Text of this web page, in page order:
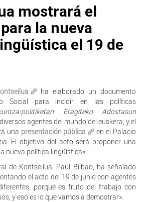
mostrará el
la nueva
el 19 de
ha elaborado un documento
Social para incidir en las políticas
politiketan Eragiteko Adostasun
agentes del mundo del euskera, y el
una presentación pública
en el Palacio
El objetivo del acto será proponer una
nueva política lingüística».
de Kontseilua, Paul Bilbao, ha señalado
el acto del 19 de junio con agentes
porque es fruto del trabajo con
y eso es lo que vamos a demostrar».